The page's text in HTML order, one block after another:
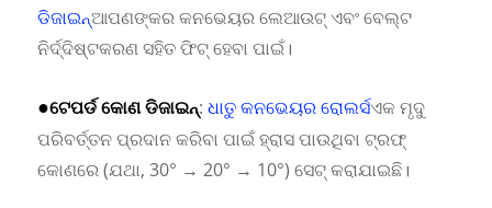
ଡିଜାଇନ୍ଆପଣଙ୍କର କନଭେୟର ଲେଆଉଟ୍ ଏବଂ ବେଲ୍ଟ
ନିର୍ଦ୍ଦିଷ୍ଟକରଣ ସହିତ ଫିଟ୍ ହେବା ପାଇଁ।
●ଟେପର୍ଡ କୋଣ ଡିଜାଇନ୍: ଧାତୁ କନଭେୟର ରୋଲର୍ସଏକ ମୃଦୁ
ପରିବର୍ତ୍ତନ ପ୍ରଦାନ କରିବା ପାଇଁ ହ୍ରାସ ପାଉଥିବା ଟ୍ରଫ୍
କୋଣରେ (ଯଥା, 30° → 20° → 10°) ସେଟ୍ କରାଯାଇଛି।